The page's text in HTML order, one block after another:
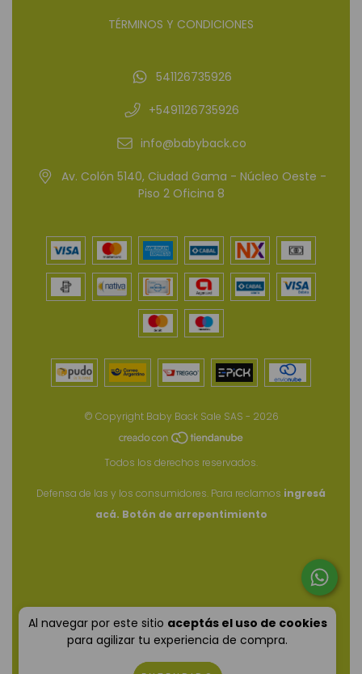
Al navegar por este sitio aceptás el uso de cookies
para agilizar tu experiencia de compra.
TÉRMINOS Y CONDICIONES
541126735926
+5491126735926
info@babyback.co
Av. Colón 5140, Ciudad Gama - Núcleo Oeste -
Piso 2 Oficina 8
© Copyright Baby Back Sale SAS - 2026
Todos los derechos reservados.
Defensa de las y los consumidores. Para reclamos ingresá
acá. Botón de arrepentimiento